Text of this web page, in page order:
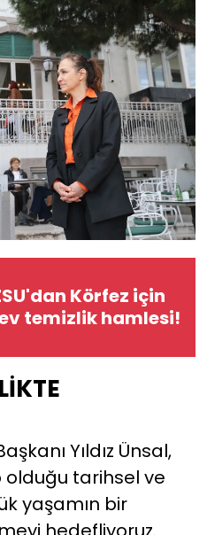
Körfez için
temizlik hamlesi!
Yıldız Ünsal,
olduğu tarihsel ve
yaşamın bir